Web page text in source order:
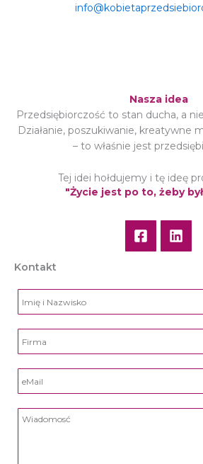
Nasza idea
Przedsiębiorczość to stan ducha, a
Działanie, poszukiwanie, kreatywne
– to właśnie jest
Tej idei hołdujemy i tę ideę
"Życie jest po to, żeby
Kontakt